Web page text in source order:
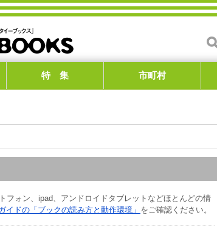
特 集 市町村
フォン、ipad、アンドロイドタブレットなどほとんどの情
イドの「ブックの読み方と動作環境」 をご確認ください。